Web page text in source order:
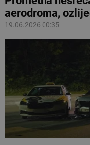
aerodroma,
19.06.2026 00:35